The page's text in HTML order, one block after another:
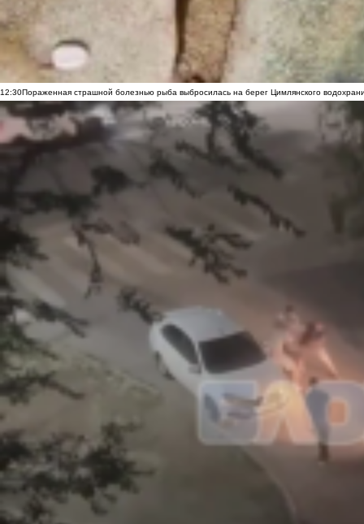
12:30Пораженная страшной болезнью рыба выбросилась на берег Цимлянского